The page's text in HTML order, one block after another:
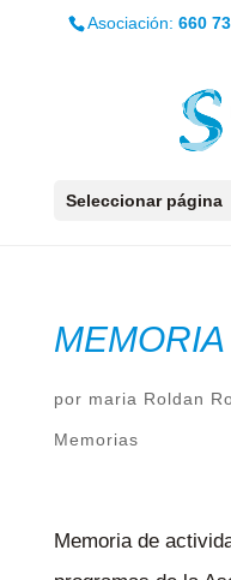
Asociación:660
Seleccionar página
por maria Roldan
Memorias
Memoria de